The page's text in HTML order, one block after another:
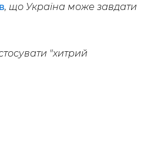
, що Україна може завдати
"хитрий